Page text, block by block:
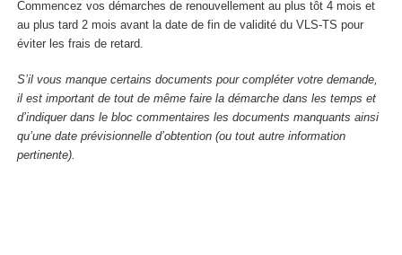
Commencez vos démarches de renouvellement au plus tôt 4 mois et
au plus tard 2 mois avant la date de fin de validité du VLS-TS pour
éviter les frais de retard.
S’il vous manque certains documents pour compléter votre demande,
il est important de tout de même faire la démarche dans les temps et
d’indiquer dans le bloc commentaires les documents manquants ainsi
qu’une date prévisionnelle d’obtention (ou tout autre information
pertinente).